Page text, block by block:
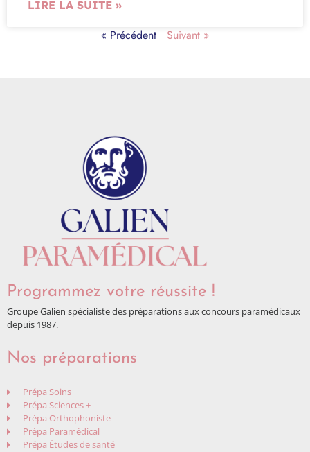
LIRE LA SUITE »
« Précédent Suivant »
Programmez votre réussite !
Groupe Galien spécialiste des préparations aux concours paramédicaux
depuis 1987.
Nos préparations
Prépa Soins
Prépa Sciences +
Prépa Orthophoniste
Prépa Paramédical
Prépa Études de santé